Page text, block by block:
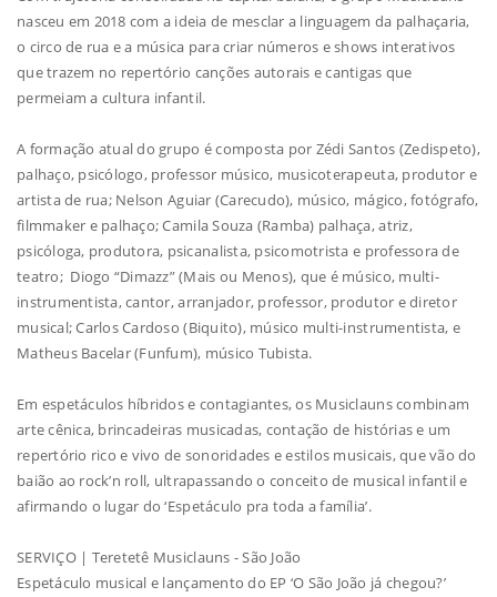
nasceu em 2018 com a ideia de mesclar a linguagem da palhaçaria,
o circo de rua e a música para criar números e shows interativos
que trazem no repertório canções autorais e cantigas que
permeiam a cultura infantil.
A formação atual do grupo é composta por Zédi Santos (Zedispeto),
palhaço, psicólogo, professor músico, musicoterapeuta, produtor e
artista de rua; Nelson Aguiar (Carecudo), músico, mágico, fotógrafo,
filmmaker e palhaço; Camila Souza (Ramba) palhaça, atriz,
psicóloga, produtora, psicanalista, psicomotrista e professora de
teatro; Diogo “Dimazz” (Mais ou Menos), que é músico, multi-
instrumentista, cantor, arranjador, professor, produtor e diretor
musical; Carlos Cardoso (Biquito), músico multi-instrumentista, e
Matheus Bacelar (Funfum), músico Tubista.
Em espetáculos híbridos e contagiantes, os Musiclauns combinam
arte cênica, brincadeiras musicadas, contação de histórias e um
repertório rico e vivo de sonoridades e estilos musicais, que vão do
baião ao rock’n roll, ultrapassando o conceito de musical infantil e
afirmando o lugar do ‘Espetáculo pra toda a família’.
SERVIÇO | Teretetê Musiclauns - São João
Espetáculo musical e lançamento do EP ‘O São João já chegou?’